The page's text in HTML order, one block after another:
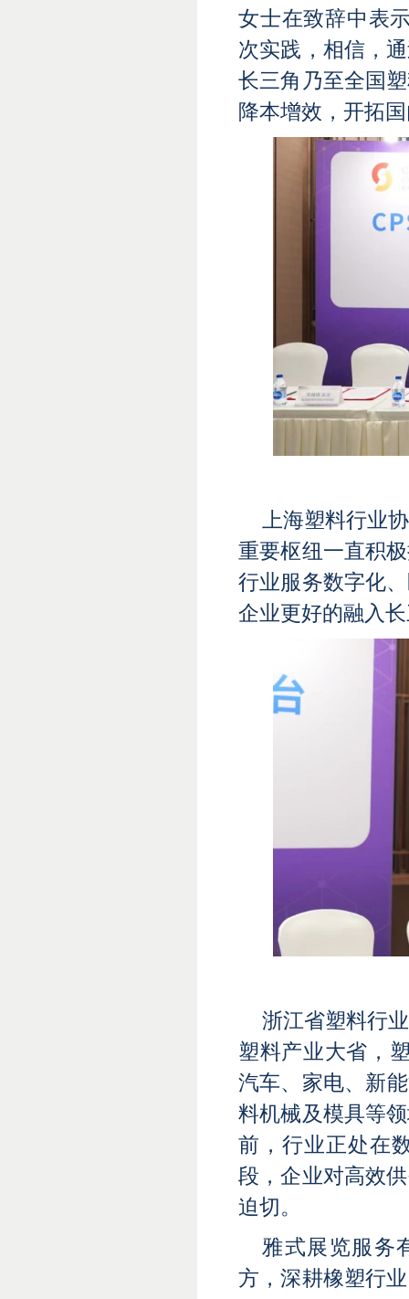
女士在致辞中表
次实践，相信，
长三角乃至全国
降本增效，开拓
上海塑料行业
重要枢纽一直积
行业服务数字化
企业更好的融入
浙江省塑料行
塑料产业大省，
汽车、家电、新
料机械及模具等
前，行业正处在
段，企业对高效
迫切。
雅式展览服务
方，深耕橡塑行